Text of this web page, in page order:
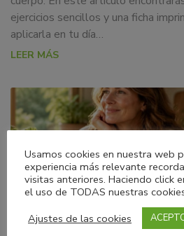
ejercicios sencillos y una ficha
aplicarla en tu día…
LEER MÁS
Usamos cookies en nuestra web
experiencia más relevante
visitas anteriores. Haciendo click
el uso de TODAS nuestras
Ajustes de las cookies